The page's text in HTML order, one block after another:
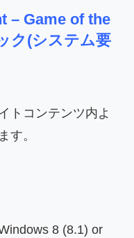
– Game of the
ク(システム要
トコンテンツ内よ
す。
8 (8.1) or